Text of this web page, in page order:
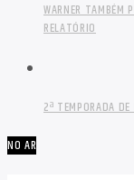
WARNER TAMBÉM
RELATÓRIO
2ª TEMPORADA
NO AR